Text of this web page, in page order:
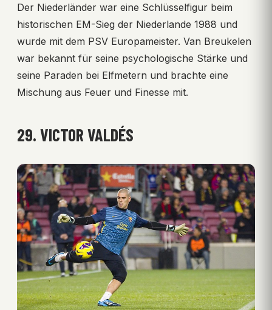
Der Niederländer war eine Schlüsselfigur beim
historischen EM-Sieg der Niederlande 1988 und
wurde mit dem PSV Europameister. Van Breukelen
war bekannt für seine psychologische Stärke und
seine Paraden bei Elfmetern und brachte eine
Mischung aus Feuer und Finesse mit.
29. VICTOR VALDÉS